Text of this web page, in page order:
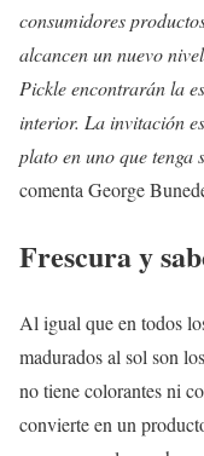
consumidores
alcancen un nuevo
Pickle encontrarán la
interior. La invitación
plato en uno que tenga
comenta George
Frescura y
Al igual que en todos
madurados al sol son
no tiene colorantes ni
convierte en un